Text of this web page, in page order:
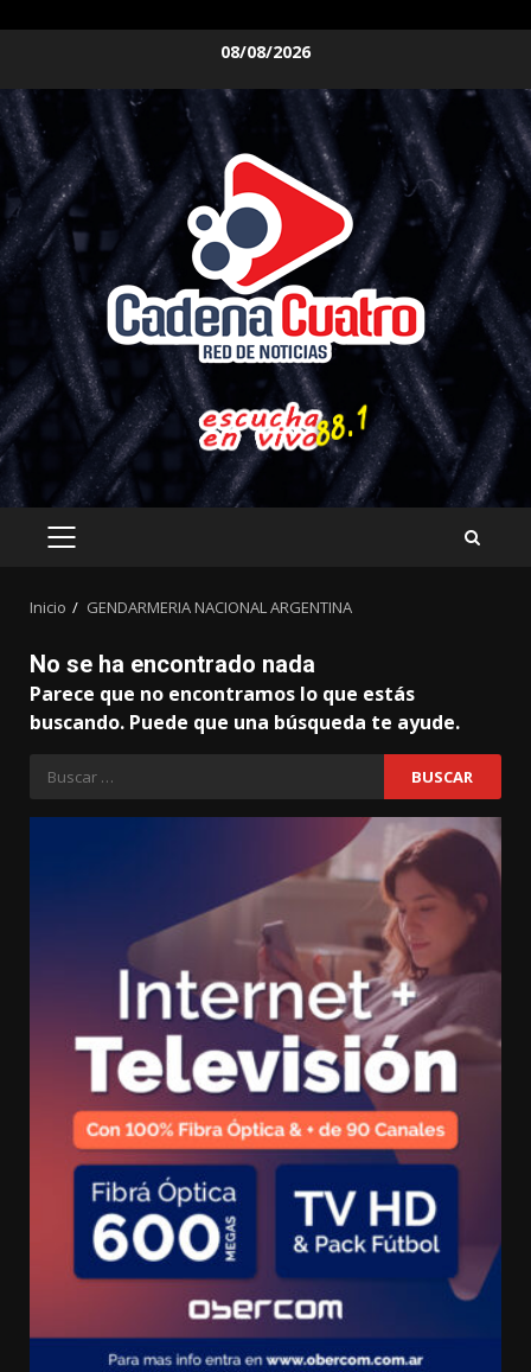
contenido
08/08/2026
MENÚ
Inicio GENDARMERIA NACIONAL ARGENTINA
No se ha encontrado nada
Parece que no encontramos lo que estás
buscando. Puede que una búsqueda te ayude.
Buscar: